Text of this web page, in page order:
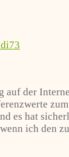
auf der
es hat
ich den